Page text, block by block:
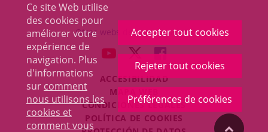
Ce site Web utilise
des cookies pour
améliorer votre
expérience de
navigation. Plus
d'informations
sur comment
nous utilisons les
cookies et
comment vous
Accepter tout cookies
Rejeter tout cookies
Préférences de cookies
una
ventana
nueva.
externa.
Otras webs del ayuntamiento
ENLACE
UNA
APLICACIÓN
EXTERNA.
ENLACE
A
UNA
APLICACIÓN
EXTERNA.
ENLACE
A
UNA
APLICACIÓN
EXTERNA.
ACCESIBILIDAD
MAPA WEB
CONDICIONES LEGALES
POLÍTICA DE COOKIES
"Volver